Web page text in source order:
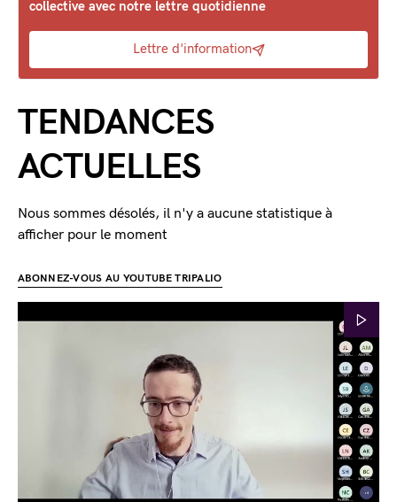
collective avec notre lettre quotidienne
Lettre d'information
TENDANCES
ACTUELLES
Nous sommes désolés, il n'y a aucune statistique à
afficher pour le moment
ABONNEZ-VOUS AU YOUTUBE TRIPALIO